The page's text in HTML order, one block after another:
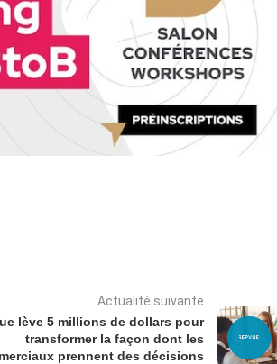
Actualité suivante
lève 5 millions de dollars pour
transformer la façon dont les
prennent des décisions